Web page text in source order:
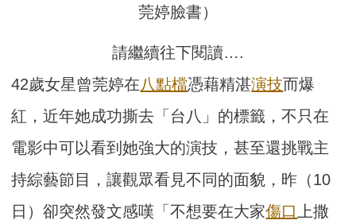
莞婷臉書）
請繼續往下閱讀….
42歲女星曾莞婷在八點檔憑藉精湛演技而爆
紅，近年她成功撕去「台八」的標籤，不只在
電影中可以看到她強大的演技，甚至還挑戰主
持綜藝節目，讓觀眾看見不同的面貌，昨（10
日）卻突然發文感嘆「不想要在大家傷口 上撒